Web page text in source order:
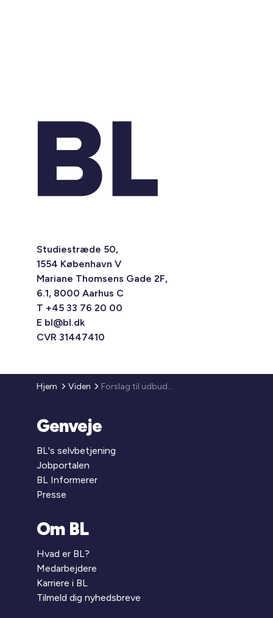
Studiestræde 50,
1554 København V
Mariane Thomsens Gade 2F,
6.1, 8000 Aarhus C
T +45 33 76 20 00
E bl@bl.dk
CVR 31447410
Hjem Viden Forslag til udbudslov genfremsat
Genveje
BL's selvbetjening
Jobportalen
BL Informerer
Presse
Om BL
Hvad er BL?
Medarbejdere
Karriere i BL
Tilmeld dig nyhedsbreve